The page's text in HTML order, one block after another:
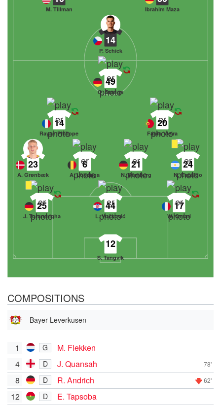
Ibrahim Maza
M. Tillman
14
P. Schick
12
S. Tangvik
25
J. Torunarigha
44
L. Vušković
17
W. Omari
23
A. Grønbæk
6
A. Lokonga
21
N. Remberg
24
N. Capaldo
14
Rayan Philippe
20
Fábio Vieira
49
O. Stange
COMPOSITIONS
Bayer Leverkusen
1 G
M. Flekken
4
D J. Quansah 78'
8 D R. Andrich 62'
12 D
E. Tapsoba